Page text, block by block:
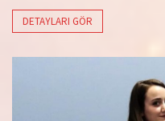
DETAYLARI GÖR